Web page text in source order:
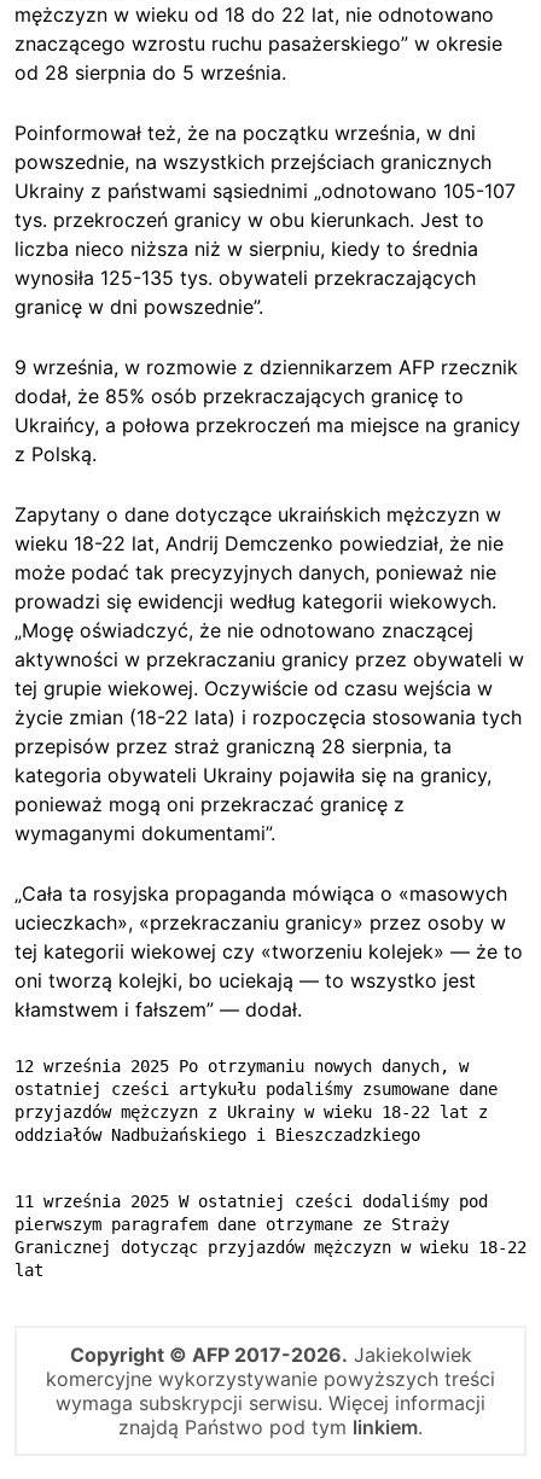
mężczyzn w wieku od 18 do 22 lat, nie odnotowano
znaczącego wzrostu ruchu pasażerskiego” w okresie
od 28 sierpnia do 5 września.
Poinformował też, że na początku września, w dni
powszednie, na wszystkich przejściach granicznych
Ukrainy z państwami sąsiednimi „odnotowano 105-107
tys. przekroczeń granicy w obu kierunkach. Jest to
liczba nieco niższa niż w sierpniu, kiedy to średnia
wynosiła 125-135 tys. obywateli przekraczających
granicę w dni powszednie”.
9 września, w rozmowie z dziennikarzem AFP rzecznik
dodał, że 85% osób przekraczających granicę to
Ukraińcy, a połowa przekroczeń ma miejsce na granicy
z Polską.
Zapytany o dane dotyczące ukraińskich mężczyzn w
wieku 18-22 lat, Andrij Demczenko powiedział, że nie
może podać tak precyzyjnych danych, ponieważ nie
prowadzi się ewidencji według kategorii wiekowych.
„Mogę oświadczyć, że nie odnotowano znaczącej
aktywności w przekraczaniu granicy przez obywateli w
tej grupie wiekowej. Oczywiście od czasu wejścia w
życie zmian (18-22 lata) i rozpoczęcia stosowania tych
przepisów przez straż graniczną 28 sierpnia, ta
kategoria obywateli Ukrainy pojawiła się na granicy,
ponieważ mogą oni przekraczać granicę z
wymaganymi dokumentami”.
„Cała ta rosyjska propaganda mówiąca o «masowych
ucieczkach», «przekraczaniu granicy» przez osoby w
tej kategorii wiekowej czy «tworzeniu kolejek» — że to
oni tworzą kolejki, bo uciekają — to wszystko jest
kłamstwem i fałszem” — dodał.
12 września 2025 Po otrzymaniu nowych danych, w
ostatniej cześci artykułu podaliśmy zsumowane dane
przyjazdów mężczyzn z Ukrainy w wieku 18-22 lat z
oddziałów Nadbużańskiego i Bieszczadzkiego
11 września 2025 W ostatniej cześci dodaliśmy pod
pierwszym paragrafem dane otrzymane ze Straży
Granicznej dotycząc przyjazdów mężczyzn w wieku 18-22
lat
Copyright © AFP 2017-2026. Jakiekolwiek
komercyjne wykorzystywanie powyższych treści
wymaga subskrypcji serwisu. Więcej informacji
znajdą Państwo pod tym linkiem.